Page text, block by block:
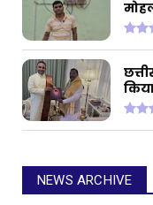
NEWS ARCHIVE